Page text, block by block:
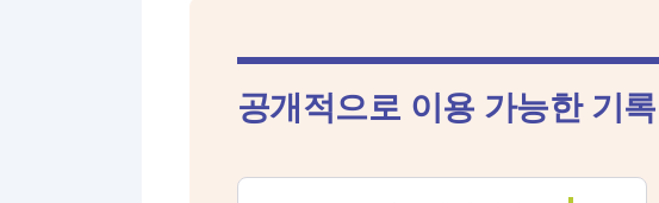
공개적으로 이용 가능한 기